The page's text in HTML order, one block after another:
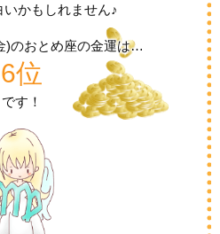
かもしれません♪
)のおとめ座の金運は…
6位
です！